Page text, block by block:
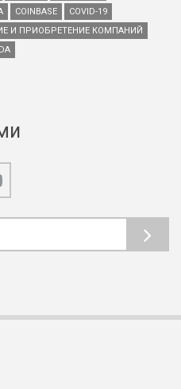
COINBASE
COVID-19
И ПРИОБРЕТЕНИЕ КОМПАНИЙ